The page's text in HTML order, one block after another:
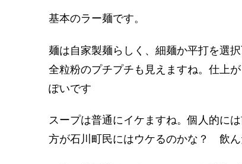
基本のラー麺です。
麺は自家製麺らしく、細麺か平打を選
全粒粉のプチプチも見えますね。仕上
ぽいです
スープは普通にイケますね。個人的に
方が石川町民にはウケるのかな？ 飲ん